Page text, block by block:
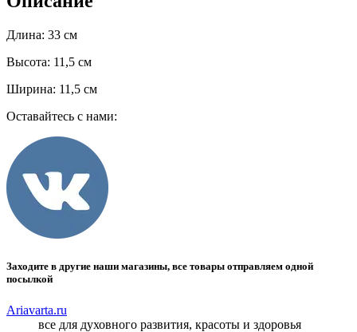
Длина: 33 см
Высота: 11,5 см
Ширина: 11,5 см
Оставайтесь с нами:
Заходите в другие наши магазины, все товары отправляем одной
посылкой
Ariavarta.ru
все для духовного развития, красоты и здоровья